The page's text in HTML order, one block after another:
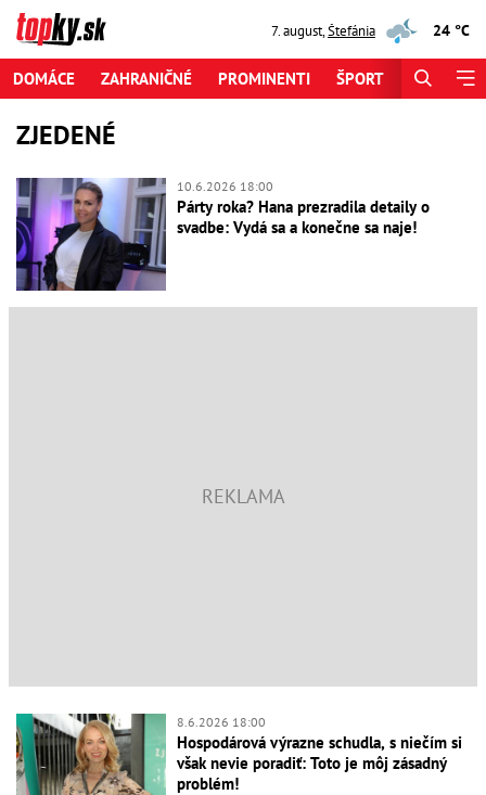
7. august,Štefánia 24 °C
DOMÁCE ZAHRANIČNÉ PROMINENTI ŠPORT
ZJEDENÉ
10.6.2026 18:00
Párty roka? Hana prezradila detaily o
svadbe: Vydá sa a konečne sa naje!
8.6.2026 18:00
Hospodárová výrazne schudla, s niečím si
však nevie poradiť: Toto je môj zásadný
problém!